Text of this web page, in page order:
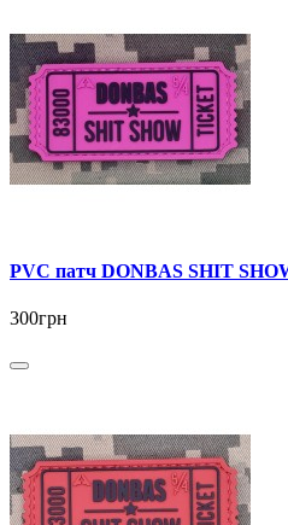
PVC патч DONBAS SHIT
300грн